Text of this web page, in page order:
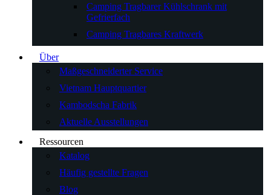
Camping Tragbarer Kühlschrank mit
Gefrierfach
Camping Tragbares Kraftwerk
Über
Maßgeschneiderter Service
Vietnam Hauptquartier
Kambodscha Fabrik
Aktuelle Ausstellungen
Ressourcen
Katalog
Häufig gestellte Fragen
Blog